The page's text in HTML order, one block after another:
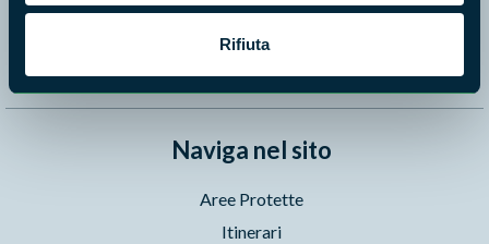
Rifiuta
Segui i nostri social ufficiali
Naviga nel sito
Aree Protette
Itinerari